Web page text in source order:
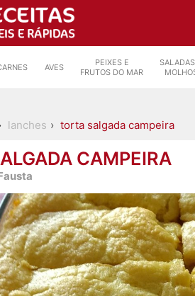
AVES
PEIXES E
FRUTOS DO MAR
lanches torta salgada campeira
CAMPEIRA